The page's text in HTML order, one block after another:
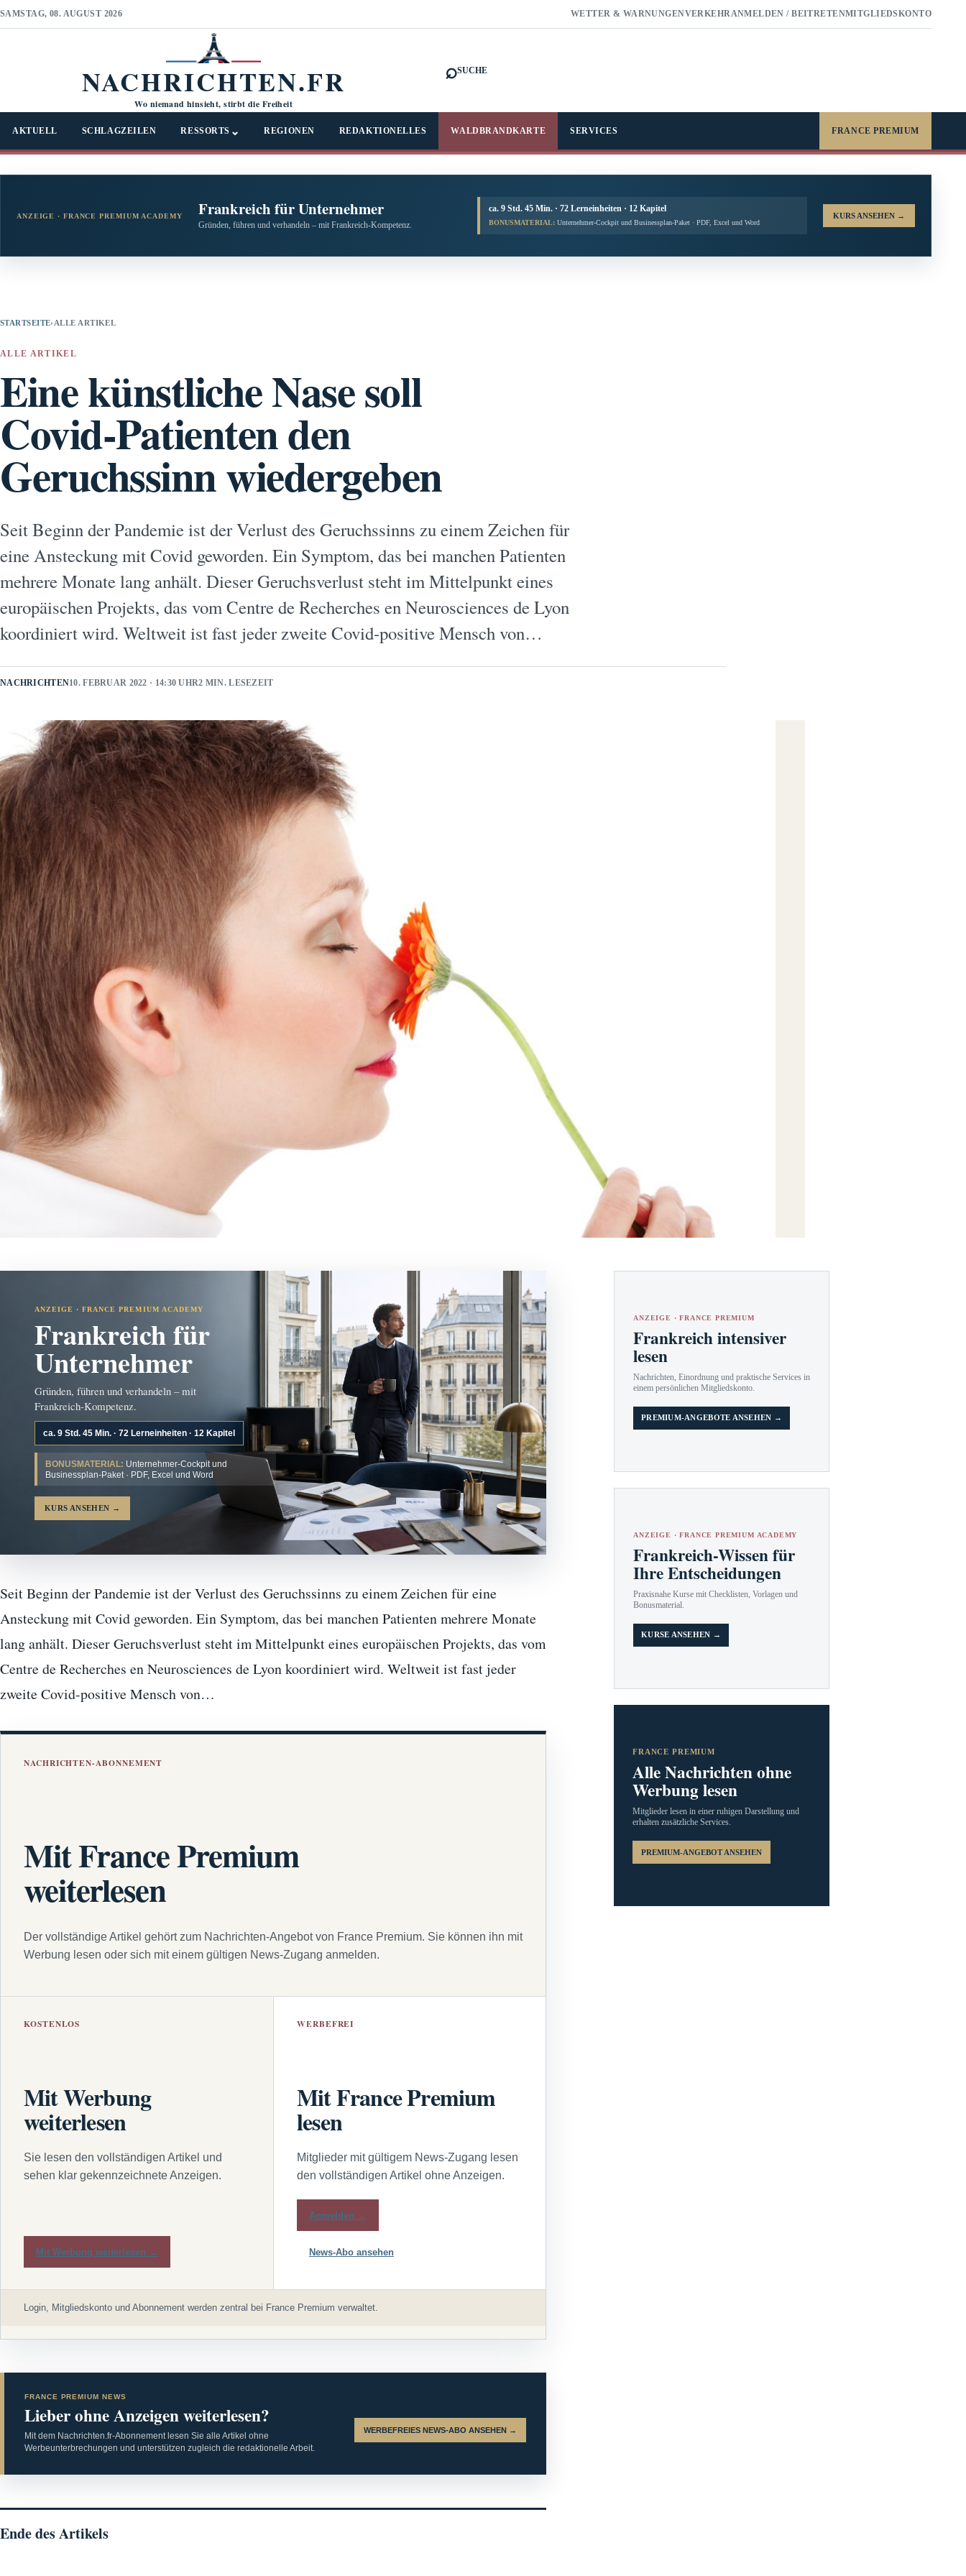
SAMSTAG, 08. AUGUST 2026 WETTER & WARNUNGENVERKEHRANMELDEN / BEITRETENMITGLIEDSKONTO
NACHRICHTEN.FR
Wo niemand hinsieht, stirbt die Freiheit
⌕SUCHE
AKTUELL SCHLAGZEILEN RESSORTS ⌄ REGIONEN REDAKTIONELLES WALDBRANDKARTE SERVICES FRANCE PREMIUM
ANZEIGE · FRANCE PREMIUM ACADEMY Frankreich für Unternehmer
Gründen, führen und verhandeln – mit Frankreich-Kompetenz.
ca. 9 Std. 45 Min. · 72 Lerneinheiten · 12 Kapitel
BONUSMATERIAL: Unternehmer-Cockpit und Businessplan-Paket · PDF, Excel und Word
KURS ANSEHEN →
STARTSEITE› ALLE ARTIKEL
ALLE ARTIKEL
Eine künstliche Nase soll
Covid-Patienten den
Geruchssinn wiedergeben
Seit Beginn der Pandemie ist der Verlust des Geruchssinns zu einem Zeichen für
eine Ansteckung mit Covid geworden. Ein Symptom, das bei manchen Patienten
mehrere Monate lang anhält. Dieser Geruchsverlust steht im Mittelpunkt eines
europäischen Projekts, das vom Centre de Recherches en Neurosciences de Lyon
koordiniert wird. Weltweit ist fast jeder zweite Covid-positive Mensch von…
NACHRICHTEN10. FEBRUAR 2022 · 14:30 UHR2 MIN. LESEZEIT
ANZEIGE · FRANCE PREMIUM ACADEMY
Frankreich für
Unternehmer
Gründen, führen und verhandeln – mit
Frankreich-Kompetenz.
ca. 9 Std. 45 Min. · 72 Lerneinheiten · 12 Kapitel
BONUSMATERIAL: Unternehmer-Cockpit und
Businessplan-Paket · PDF, Excel und Word
KURS ANSEHEN →
Seit Beginn der Pandemie ist der Verlust des Geruchssinns zu einem Zeichen für eine
Ansteckung mit Covid geworden. Ein Symptom, das bei manchen Patienten mehrere Monate
lang anhält. Dieser Geruchsverlust steht im Mittelpunkt eines europäischen Projekts, das vom
Centre de Recherches en Neurosciences de Lyon koordiniert wird. Weltweit ist fast jeder
zweite Covid-positive Mensch von…
NACHRICHTEN-ABONNEMENT
Mit France Premium
weiterlesen
Der vollständige Artikel gehört zum Nachrichten-Angebot von France Premium. Sie können ihn mit
Werbung lesen oder sich mit einem gültigen News-Zugang anmelden.
KOSTENLOS
Mit Werbung
weiterlesen
Sie lesen den vollständigen Artikel und
sehen klar gekennzeichnete Anzeigen.
Mit Werbung weiterlesen →
WERBEFREI
Mit France Premium
lesen
Mitglieder mit gültigem News-Zugang lesen
den vollständigen Artikel ohne Anzeigen.
Anmelden →
News-Abo ansehen
Login, Mitgliedskonto und Abonnement werden zentral bei France Premium verwaltet.
FRANCE PREMIUM NEWS
Lieber ohne Anzeigen weiterlesen?
Mit dem Nachrichten.fr-Abonnement lesen Sie alle Artikel ohne
Werbeunterbrechungen und unterstützen zugleich die redaktionelle Arbeit.
WERBEFREIES NEWS-ABO ANSEHEN →
Ende des Artikels
ANZEIGE · FRANCE PREMIUM
Frankreich intensiver
lesen
Nachrichten, Einordnung und praktische Services in
einem persönlichen Mitgliedskonto.
PREMIUM-ANGEBOTE ANSEHEN →
ANZEIGE · FRANCE PREMIUM ACADEMY
Frankreich-Wissen für
Ihre Entscheidungen
Praxisnahe Kurse mit Checklisten, Vorlagen und
Bonusmaterial.
KURSE ANSEHEN →
FRANCE PREMIUM
Alle Nachrichten ohne
Werbung lesen
Mitglieder lesen in einer ruhigen Darstellung und
erhalten zusätzliche Services.
PREMIUM-ANGEBOT ANSEHEN